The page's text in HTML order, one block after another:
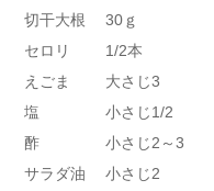
切干大根 30ｇ
セロリ 1/2本
えごま 大さじ3
塩 小さじ1/2
酢 小さじ2～3
サラダ油 小さじ2